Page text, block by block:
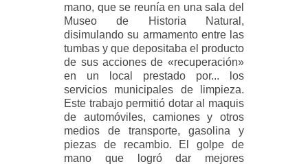
mano, que se reunía en una sala del
Museo de Historia Natural,
disimulando su armamento entre las
tumbas y que depositaba el producto
de sus acciones de «recuperación»
en un local prestado por... los
servicios municipales de limpieza.
Este trabajo permitió dotar al maquis
de automóviles, camiones y otros
medios de transporte, gasolina y
piezas de recambio. El golpe de
mano que logró dar mejores